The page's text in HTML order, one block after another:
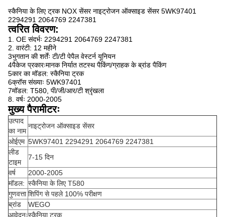
स्कैनिया के लिए ट्रक NOX सेंसर नाइट्रोजन ऑक्साइड सेंसर 5WK97401
2294291 2064769 2247381
त्वरित विवरण:
1. OE संदर्भः 2294291 2064769 2247381
2. वारंटी: 12 महीने
3भुगतान की शर्तेंः टी/टी पेपैल वेस्टर्न यूनियन
4पैकेज प्रकारःमानक निर्यात तटस्थ पैकिंग/ग्राहक के ब्रांड पैकिंग
5कार का मॉडल: स्कैनिया ट्रक
6क्रॉस संख्याः 5WK97401
7मॉडल: T580, पी/जी/आर/टी श्रृंखला
8. वर्षः 2000-2005
मुख्य पैरामीटरः
उत्पाद
का नाम
नाइट्रोजन ऑक्साइड सेंसर
ओईएम 5WK97401 2294291 2064769 2247381
लीड
टाइम
7-15 दिन
वर्ष
2000-2005
मॉडल: स्कैनिया के लिए T580
गुणवत्ता शिपिंग से पहले 100% परीक्षण
ब्रांड
WEGO
आवेदनःस्कैनिया ट्रक